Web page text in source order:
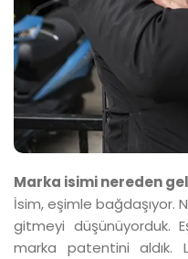
Marka isimi nereden
İsim, eşimle bağdaşıyor.
gitmeyi düşünüyorduk.
marka patentini aldık.